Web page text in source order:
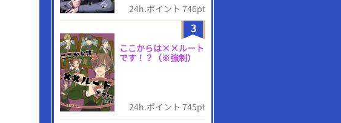
24h.ポイント 746pt
3
ここからは××ルート
です！？（※強制）
24h.ポイント 745pt